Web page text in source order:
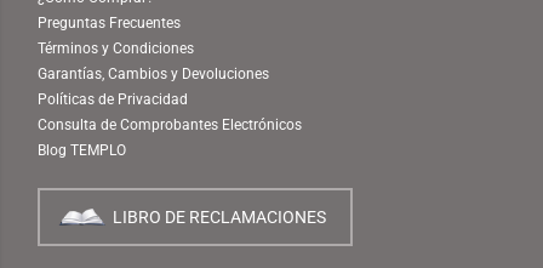
Preguntas Frecuentes
Términos y Condiciones
Garantías, Cambios y Devoluciones
Políticas de Privacidad
Consulta de Comprobantes Electrónicos
Blog TEMPLO
LIBRO DE RECLAMACIONES